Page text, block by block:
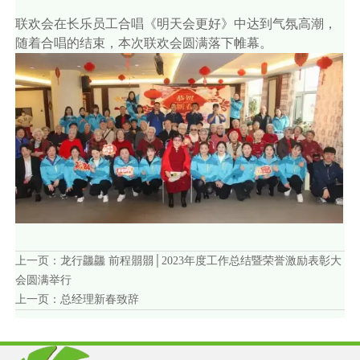
联欢会在长乐员工合唱《明天会更好》中达到气氛高潮，
随着合唱的结束，本次联欢会圆满落下帷幕。
上一页： 龙行龘龘 前程朤朤│2023年度工作总结暨荣誉激励表彰大
会圆满举行
上一页： 总经理新春致辞